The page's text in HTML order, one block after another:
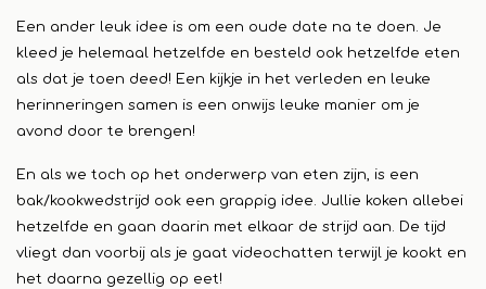
Een ander leuk idee is om een oude date na te doen. Je
kleed je helemaal hetzelfde en besteld ook hetzelfde eten
als dat je toen deed! Een kijkje in het verleden en leuke
herinneringen samen is een onwijs leuke manier om je
avond door te brengen!
En als we toch op het onderwerp van eten zijn, is een
bak/kookwedstrijd ook een grappig idee. Jullie koken allebei
hetzelfde en gaan daarin met elkaar de strijd aan. De tijd
vliegt dan voorbij als je gaat videochatten terwijl je kookt en
het daarna gezellig op eet!